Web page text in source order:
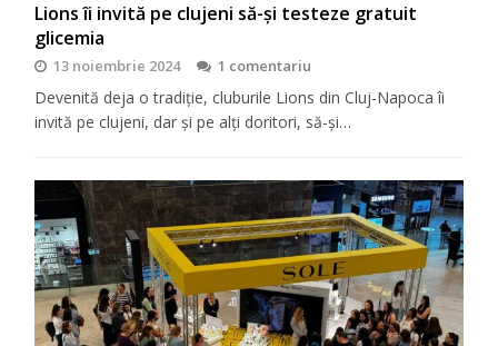
Lions îi invită pe clujeni să-şi testeze gratuit
glicemia
13 noiembrie 2024 1 comentariu
Devenită deja o tradiţie, cluburile Lions din Cluj-Napoca îi
invită pe clujeni, dar şi pe alţi doritori, să-şi…